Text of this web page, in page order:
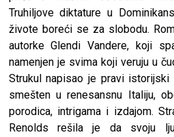
Truhiljove diktature u
živote boreći se za slobodu.
autorke Glendi Vandere, koji
namenjen je svima koji veruju u
Strukul napisao je pravi istorijski
smešten u renesansnu Italiju,
porodica, intrigama i izdajom.
Renolds rešila je da svoju